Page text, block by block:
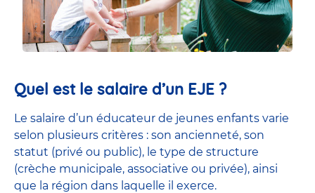
Quel est le salaire d’un EJE ?
Le salaire d’un éducateur de jeunes enfants varie
selon plusieurs critères : son ancienneté, son
statut (privé ou public), le type de structure
(crèche municipale, associative ou privée), ainsi
que la région dans laquelle il exerce.